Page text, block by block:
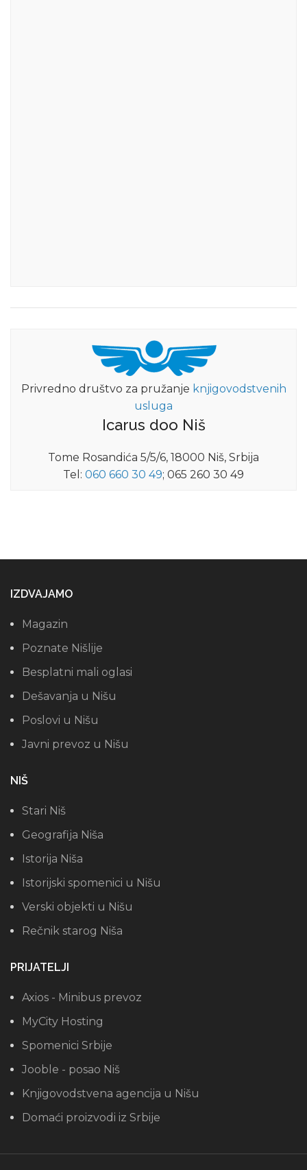
Privredno društvo za pružanje knjigovodstvenih
usluga
Icarus doo Niš
Tome Rosandića 5/5/6, 18000 Niš, Srbija
Tel: 060 660 30 49; 065 260 30 49
IZDVAJAMO
Magazin
Poznate Nišlije
Besplatni mali oglasi
Dešavanja u Nišu
Poslovi u Nišu
Javni prevoz u Nišu
NIŠ
Stari Niš
Geografija Niša
Istorija Niša
Istorijski spomenici u Nišu
Verski objekti u Nišu
Rečnik starog Niša
PRIJATELJI
Axios - Minibus prevoz
MyCity Hosting
Spomenici Srbije
Jooble - posao Niš
Knjigovodstvena agencija u Nišu
Domaći proizvodi iz Srbije